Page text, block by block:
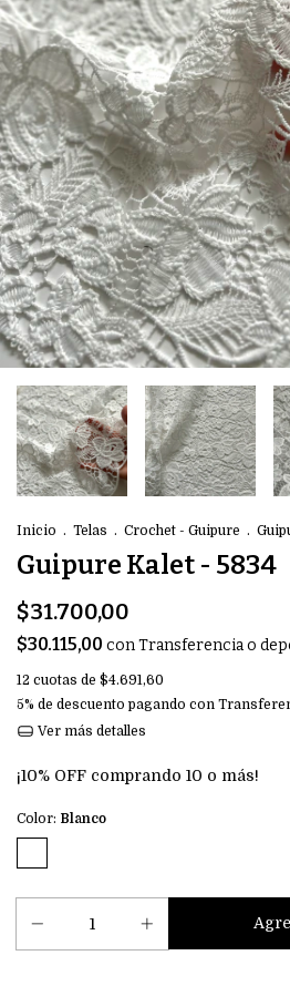
Inicio . Telas . Crochet - Guipure .
Guipure Kalet - 5834
$31.700,00
$30.115,00 conTransferencia o
12 cuotas de $4.691,60
5% de descuento pagando con
Ver más detalles
¡10% OFF comprando 10 o más!
Color: Blanco